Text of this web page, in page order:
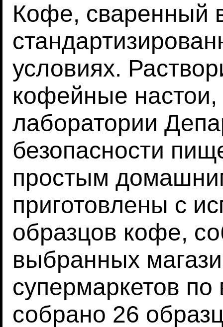
Кофе, сваренный
условиях.
кофейные настои,
лаборатории
безопасности
простым
приготовлены с
образцов кофе,
выбранных
супермаркетов по
собрано 26